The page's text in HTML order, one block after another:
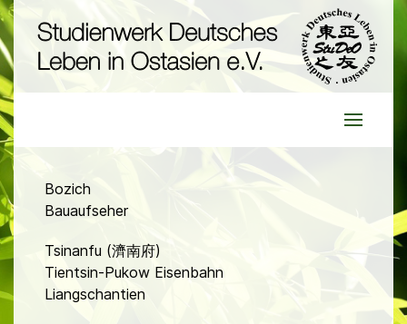
Bozich
Bauaufseher
Tsinanfu (濟南府)
Tientsin-Pukow Eisenbahn
Liangschantien